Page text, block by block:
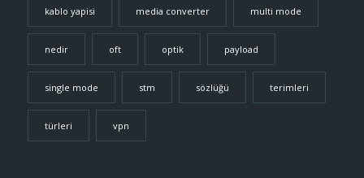
kablo yapisi media converter multi mode
nedir oft optik payload
single mode stm sözlüğü terimleri
türleri vpn